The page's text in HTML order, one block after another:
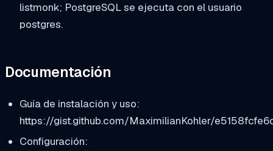
listmonk; PostgreSQL se ejecuta con el usuario
postgres.
Documentación
Guía de instalación y uso:
https://gist.github.com/MaximilianKohler/
Configuración: